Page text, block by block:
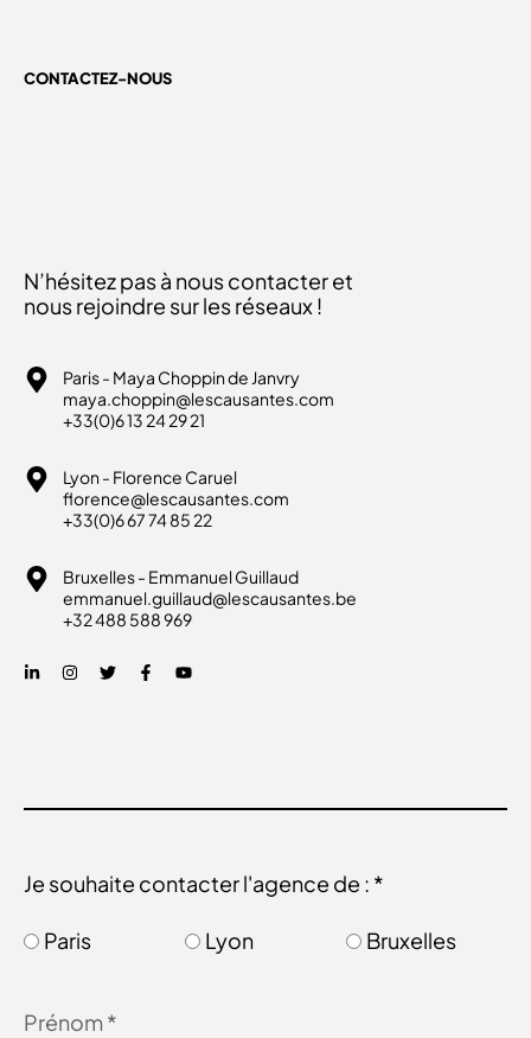
CONTACTEZ-NOUS
N’hésitez pas à nous contacter et
nous rejoindre sur les réseaux !
Paris - Maya Choppin de Janvry
maya.choppin@lescausantes.com
+33(0)6 13 24 29 21
Lyon - Florence Caruel
florence@lescausantes.com
+33(0)6 67 74 85 22
Bruxelles - Emmanuel Guillaud
emmanuel.guillaud@lescausantes.be
+32 488 588 969
Je souhaite contacter l'agence de : *
Paris Lyon Bruxelles